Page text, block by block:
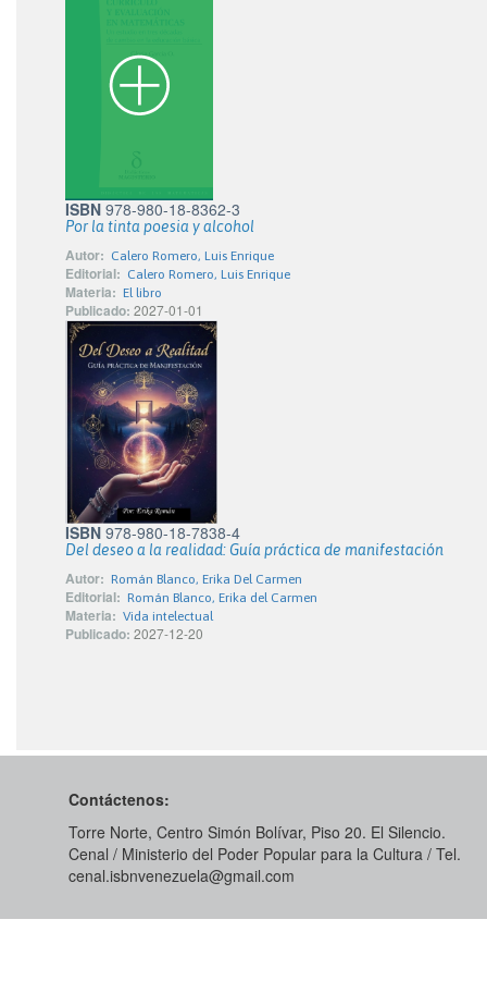
ISBN 978-980-18-8362-3
Por la tinta poesia y alcohol
Autor: Calero Romero, Luis Enrique
Editorial: Calero Romero, Luis Enrique
Materia: El libro
Publicado: 2027-01-01
ISBN 978-980-18-7838-4
Del deseo a la realidad: Guía práctica de manifestación
Autor: Román Blanco, Erika Del Carmen
Editorial: Román Blanco, Erika del Carmen
Materia: Vida intelectual
Publicado: 2027-12-20
Contáctenos:
Torre Norte, Centro Simón Bolívar, Piso 20. El Silencio.
Cenal / Ministerio del Poder Popular para la Cultura / Tel.
cenal.isbnvenezuela@gmail.com